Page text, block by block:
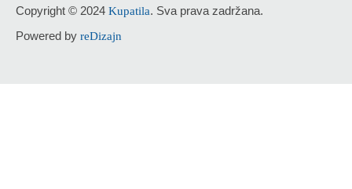
Copyright © 2024 Kupatila. Sva prava zadržana.
Powered by reDizajn